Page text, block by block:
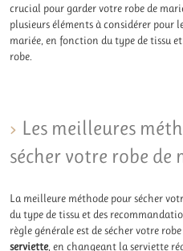
crucial pour garder votre robe de
plusieurs éléments à considérer pour
mariée, en fonction du type de tissu
robe.
Les meilleures
sécher votre robe de
La meilleure méthode pour sécher
du type de tissu et des
règle générale est de sécher votre
serviette, en changeant la serviette